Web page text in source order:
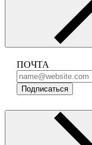
ПОЧТА
Подписаться